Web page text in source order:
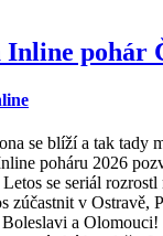
Inline pohár
se blíží a tak tady
poháru 2026
se seriál
zúčastnit v Ostravě,
a